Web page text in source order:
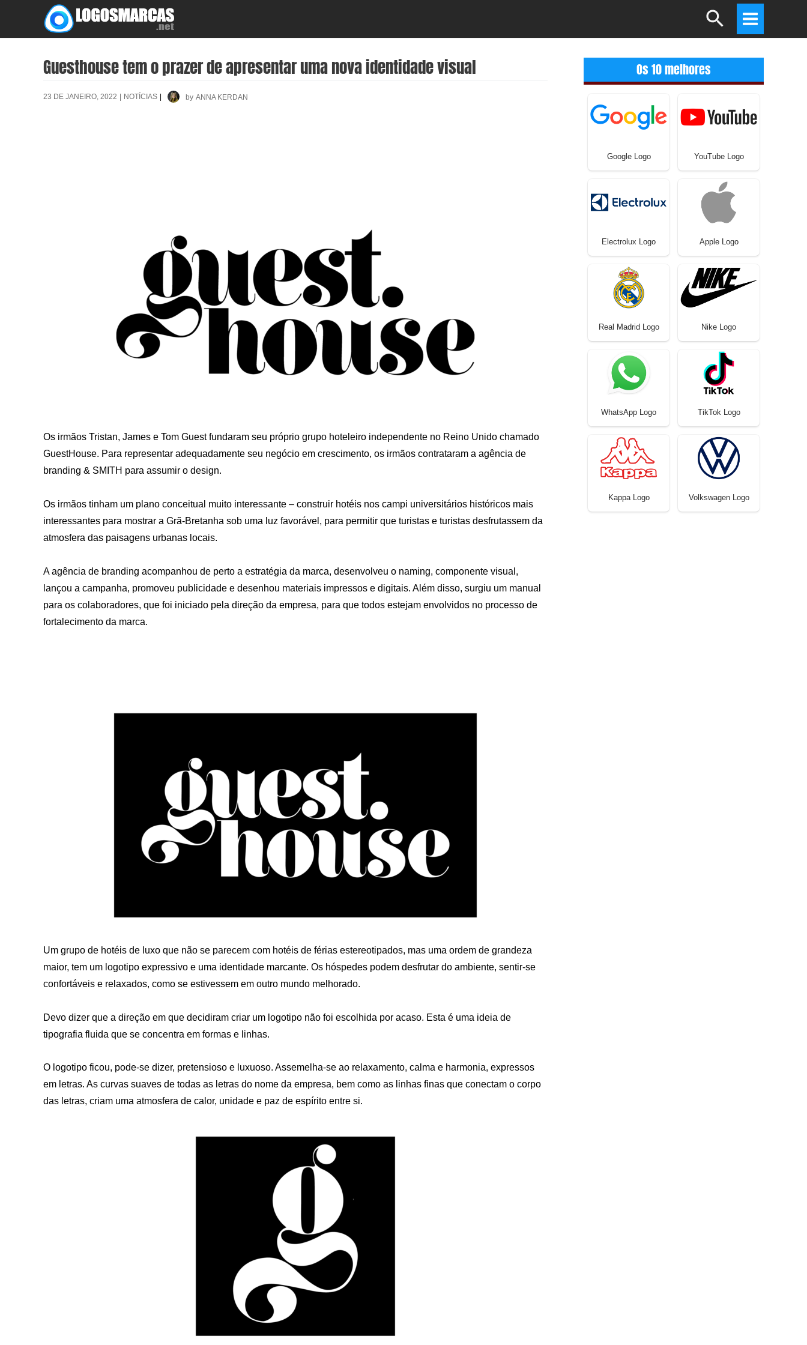
content
Search
Main
Menu
Guesthouse tem o prazer de apresentar uma nova identidade visual
23 DE JANEIRO, 2022 | NOTÍCIAS | by ANNA KERDAN
Os irmãos Tristan, James e Tom Guest fundaram seu próprio grupo hoteleiro independente no Reino Unido chamado
GuestHouse. Para representar adequadamente seu negócio em crescimento, os irmãos contrataram a agência de
branding & SMITH para assumir o design.
Os irmãos tinham um plano conceitual muito interessante – construir hotéis nos campi universitários históricos mais
interessantes para mostrar a Grã-Bretanha sob uma luz favorável, para permitir que turistas e turistas desfrutassem da
atmosfera das paisagens urbanas locais.
A agência de branding acompanhou de perto a estratégia da marca, desenvolveu o naming, componente visual,
lançou a campanha, promoveu publicidade e desenhou materiais impressos e digitais. Além disso, surgiu um manual
para os colaboradores, que foi iniciado pela direção da empresa, para que todos estejam envolvidos no processo de
fortalecimento da marca.
Um grupo de hotéis de luxo que não se parecem com hotéis de férias estereotipados, mas uma ordem de grandeza
maior, tem um logotipo expressivo e uma identidade marcante. Os hóspedes podem desfrutar do ambiente, sentir-se
confortáveis ​​e relaxados, como se estivessem em outro mundo melhorado.
Devo dizer que a direção em que decidiram criar um logotipo não foi escolhida por acaso. Esta é uma ideia de
tipografia fluida que se concentra em formas e linhas.
O logotipo ficou, pode-se dizer, pretensioso e luxuoso. Assemelha-se ao relaxamento, calma e harmonia, expressos
em letras. As curvas suaves de todas as letras do nome da empresa, bem como as linhas finas que conectam o corpo
das letras, criam uma atmosfera de calor, unidade e paz de espírito entre si.
Os 10 melhores
Google Logo YouTube Logo
Electrolux Logo Apple Logo
Real Madrid Logo Nike Logo
WhatsApp Logo TikTok Logo
Kappa Logo Volkswagen Logo